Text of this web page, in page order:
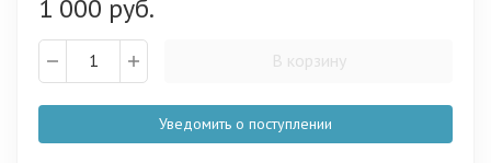
1 000 руб.
В корзину
Уведомить о поступлении